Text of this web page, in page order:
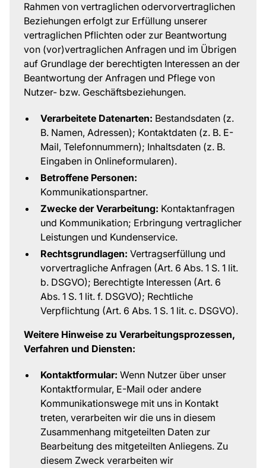
Rahmen von vertraglichen odervorvertraglichen
Beziehungen erfolgt zur Erfüllung unserer
vertraglichen Pflichten oder zur Beantwortung
von (vor)vertraglichen Anfragen und im Übrigen
auf Grundlage der berechtigten Interessen an der
Beantwortung der Anfragen und Pflege von
Nutzer- bzw. Geschäftsbeziehungen.
Verarbeitete Datenarten: Bestandsdaten (z.
B. Namen, Adressen); Kontaktdaten (z. B. E-
Mail, Telefonnummern); Inhaltsdaten (z. B.
Eingaben in Onlineformularen).
Betroffene Personen:
Kommunikationspartner.
Zwecke der Verarbeitung: Kontaktanfragen
und Kommunikation; Erbringung vertraglicher
Leistungen und Kundenservice.
Rechtsgrundlagen: Vertragserfüllung und
vorvertragliche Anfragen (Art. 6 Abs. 1 S. 1 lit.
b. DSGVO); Berechtigte Interessen (Art. 6
Abs. 1 S. 1 lit. f. DSGVO); Rechtliche
Verpflichtung (Art. 6 Abs. 1 S. 1 lit. c. DSGVO).
Weitere Hinweise zu Verarbeitungsprozessen,
Verfahren und Diensten:
Kontaktformular: Wenn Nutzer über unser
Kontaktformular, E-Mail oder andere
Kommunikationswege mit uns in Kontakt
treten, verarbeiten wir die uns in diesem
Zusammenhang mitgeteilten Daten zur
Bearbeitung des mitgeteilten Anliegens. Zu
diesem Zweck verarbeiten wir